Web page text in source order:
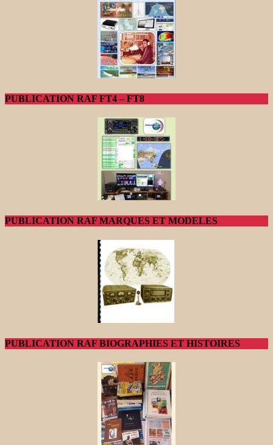
PUBLICATION RAF FT4 – FT8
PUBLICATION RAF MARQUES ET MODELES
PUBLICATION RAF BIOGRAPHIES ET HISTOIRES